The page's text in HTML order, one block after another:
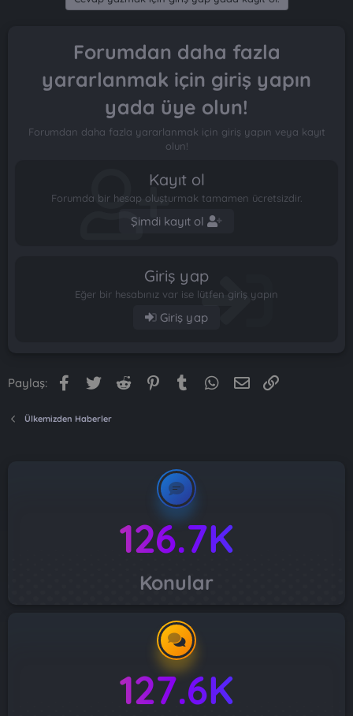
Forumdan daha fazla
yararlanmak için giriş yapın
yada üye olun!
Forumdan daha fazla yararlanmak için giriş yapın veya kayıt
olun!
Kayıt ol
Forumda bir hesap oluşturmak tamamen ücretsizdir.
Şimdi kayıt ol
Giriş yap
Eğer bir hesabınız var ise lütfen giriş yapın
Giriş yap
Paylaş: Facebook
Twitter Reddit PinterestTumblr WhatsApp
E-posta
Ülkemizden Haberler
126.7K
Konular
127.6K